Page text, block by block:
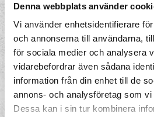
Denna webbplats använder
Vi använder enhetsidentifierare
och annonserna till användarna,
för sociala medier och analysera
vidarebefordrar även sådana
information från din enhet till de
annons- och analysföretag som
Dessa kan i sin tur kombinera